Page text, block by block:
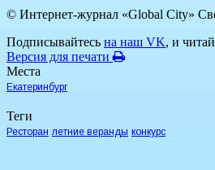
© Интернет-журнал «Global City»
Подписывайтесь на наш VK, и
Версия для печати
Места
Екатеринбург
Теги
Ресторан летние веранды конкурс